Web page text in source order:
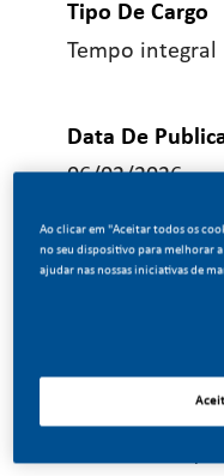
Tipo De Cargo
Tempo integral
Data De
06/02/2026
Ao clicar em "Aceitar todos os
no seu dispositivo para melhorar
ajudar nas nossas iniciativas de